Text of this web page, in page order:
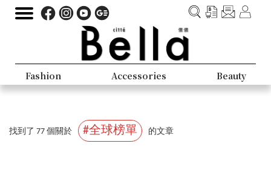
Fashion Accessories Beauty
找到了 77 個關於 #全球榜單 的文章